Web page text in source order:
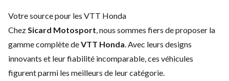
Votre source pour les VTT Honda
ChezSicard Motosport, nous sommes fiers de proposer la
gamme complète deVTT Honda. Avec leurs designs
innovants et leur fiabilité incomparable, ces véhicules
figurent parmi les meilleurs de leur catégorie.